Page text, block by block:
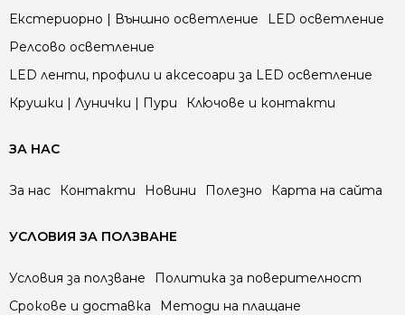
Екстериорно | Външно осветление
LED осветление
Релсово осветление
LED ленти, профили и аксесоари за LED осветление
Крушки | Лунички | Пури
Ключове и контакти
ЗА НАС
За нас Контакти Новини Полезно Карта на сайта
УСЛОВИЯ ЗА ПОЛЗВАНЕ
Условия за ползване
Политика за поверителност
Срокове и доставка
Методи на плащане